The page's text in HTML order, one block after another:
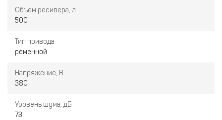
Объем ресивера, л
500
Тип привода
ременной
Напряжение, В
380
Уровень шума, дБ
73